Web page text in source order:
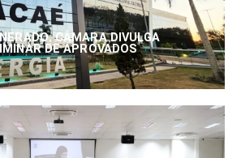
CÂMARA DIVULGA
DE APROVADOS